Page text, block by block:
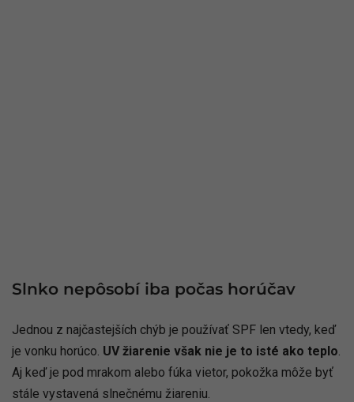
Slnko nepôsobí iba počas horúčav
Jednou z najčastejších chýb je používať SPF len vtedy, keď
je vonku horúco. UV žiarenie však nie je to isté ako teplo.
Aj keď je pod mrakom alebo fúka vietor, pokožka môže byť
stále vystavená slnečnému žiareniu.